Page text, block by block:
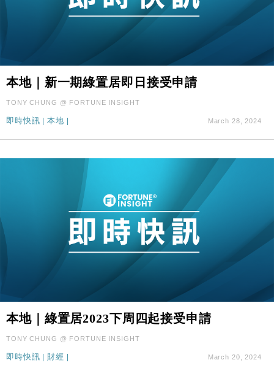
本地｜新一期綠置居即日接受申請
TONY CHUNG @ FORTUNE INSIGHT
即時快訊 |本地 | March 28, 2024
本地｜綠置居2023下周四起接受申請
TONY CHUNG @ FORTUNE INSIGHT
即時快訊 財經 March 20, 2024